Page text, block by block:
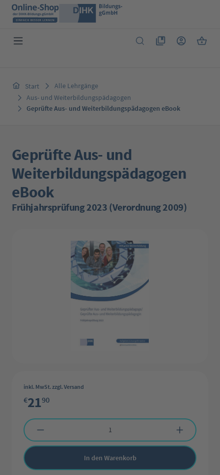
Zum Hauptinhalt springen
Du hast 0 Produkte
Start
Alle Lehrgänge
Aus- und Weiterbildungspädagogen
Geprüfte Aus- und Weiterbildungspädagogen eBook
Geprüfte Aus- und
Weiterbildungspädagogen
eBook
Frühjahrsprüfung 2023 (Verordnung 2009)
inkl. MwSt. zzgl. Versand
€2190
Produkt Anzahl: Gib den gewünschten Wert ein oder benutze die
In den Warenkorb